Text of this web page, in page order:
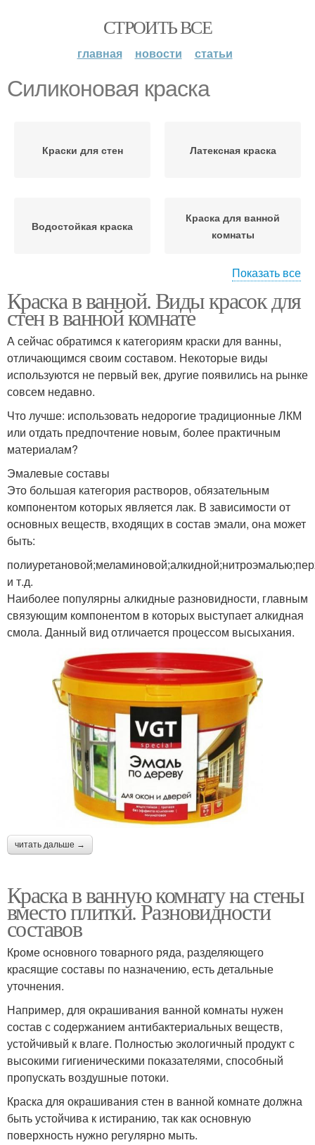
СТРОИТЬ ВСЕ
главная новости статьи
Силиконовая краска
Краски для стен Латексная краска
Водостойкая краска
Краска для ванной
комнаты
краска
Акриловая краска
Краска в ванную
комнату
Краска для стен
Краска для потолка
Краска для дерева Популярные краски
Краска для плитки
Краска на масляной
основе
Краска на латексной
основе
Краска на эпоксидной
основе
Текстурная краска Масляная краска
Алкидная краска
Поливинилацетатнная
краска
Краска для внутренней
отделки
Краски для окраски
Краска с бархатным
эффектом
Декоративная краска Краски для отделки
Показать все
Краска в ванной. Виды красок для
стен в ванной комнате
А сейчас обратимся к категориям краски для ванны,
отличающимся своим составом. Некоторые виды
используются не первый век, другие появились на рынке
совсем недавно.
Что лучше: использовать недорогие традиционные ЛКМ
или отдать предпочтение новым, более практичным
материалам?
Эмалевые составы
Это большая категория растворов, обязательным
компонентом которых является лак. В зависимости от
основных веществ, входящих в состав эмали, она может
быть:
и т.д.
Наиболее популярны алкидные разновидности, главным
связующим компонентом в которых выступает алкидная
смола. Данный вид отличается процессом высыхания.
читать дальше →
Краска в ванную комнату на стены
вместо плитки. Разновидности
составов
Кроме основного товарного ряда, разделяющего
красящие составы по назначению, есть детальные
уточнения.
Например, для окрашивания ванной комнаты нужен
состав с содержанием антибактериальных веществ,
устойчивый к влаге. Полностью экологичный продукт с
высокими гигиеническими показателями, способный
пропускать воздушные потоки.
Краска для окрашивания стен в ванной комнате должна
быть устойчива к истиранию, так как основную
поверхность нужно регулярно мыть.